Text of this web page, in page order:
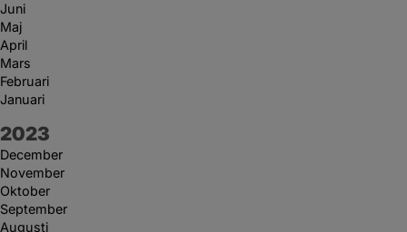
Juni
Maj
April
Mars
Februari
Januari
År:
2023
December
November
Oktober
September
Augusti